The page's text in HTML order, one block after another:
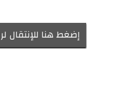
إضغط هنا للإنتقال